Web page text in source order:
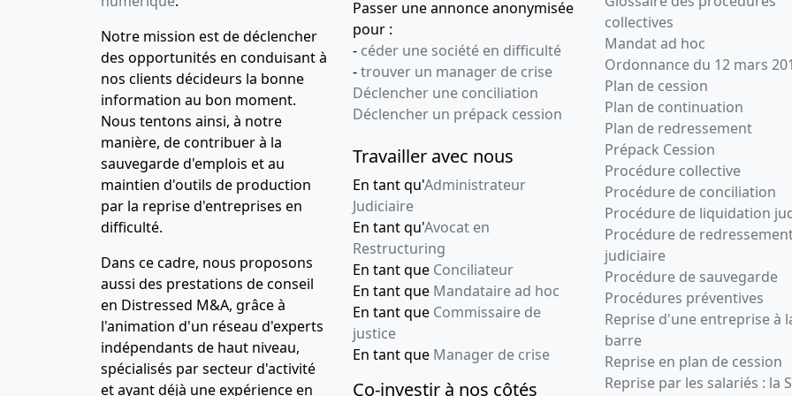
Notre mission est de déclencher
des opportunités en conduisant à
nos clients décideurs la bonne
information au bon moment.
Nous tentons ainsi, à notre
manière, de contribuer à la
sauvegarde d'emplois et au
maintien d'outils de production
par la reprise d'entreprises en
difficulté.
Dans ce cadre, nous proposons
aussi des prestations de conseil
en Distressed M&A, grâce à
l'animation d'un réseau d'experts
indépendants de haut niveau,
spécialisés par secteur d'activité
et ayant déjà une expérience en
Passer une annonce anonymisée
pour :
- céder une société en difficulté
-trouver un manager de crise
Déclencher une conciliation
Déclencher un prépack cession
Travailler avec nous
En tant qu'Administrateur
Judiciaire
En tant qu'Avocat en
Restructuring
En tant que Conciliateur
En tant que Mandataire ad hoc
En tant que Commissaire de
justice
En tant que Manager de crise
Co-investir à nos côtés
collectives
Mandat ad hoc
Ordonnance du 12 mars
Plan de cession
Plan de continuation
Plan de redressement
Prépack Cession
Procédure collective
Procédure de conciliation
Procédure de liquidation
Procédure de
judiciaire
Procédure de sauvegarde
Procédures préventives
Reprise d'une entreprise à
barre
Reprise en plan de cession
Reprise par les salariés : la